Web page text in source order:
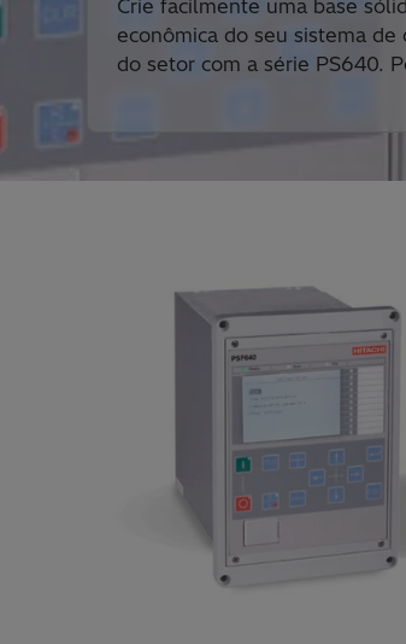
Crie facilmente uma base
econômica do seu sistema
do setor com a série PS640.